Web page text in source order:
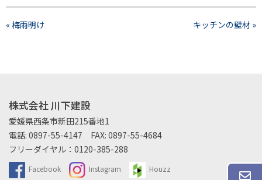
« 梅雨明け キッチンの壁材 »
株式会社 川下建設
愛媛県西条市新田215番地1
電話: 0897-55-4147 FAX: 0897-55-4684
フリーダイヤル： 0120-385-288
Facebook Instagram Houzz